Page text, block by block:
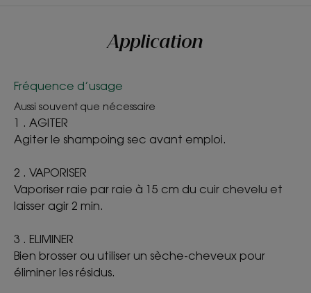
formule sèche apporte propreté et légèreté aux
cheveux gras en nettoyant et purifiant le cuir
chevelu.
- Absorbe : l’association de l’Ortie séboréductrice,
de poudres d'origine naturelle ultra-absorbantes
capte l’excès de sébum et aide à limiter la
propagation des cheveux gras.
pour des cheveux légers et souples.
* Etude de Tolérance/Efficacité, effet perçu, 44
Application
Fréquence d’usage
Aussi souvent que nécessaire
1 . AGITER
Agiter le shampoing sec avant emploi.
2 . VAPORISER
Vaporiser raie par raie à 15 cm du cuir chevelu et
laisser agir 2 min.
3 . ELIMINER
Bien brosser ou utiliser un sèche-cheveux pour
éliminer les résidus.